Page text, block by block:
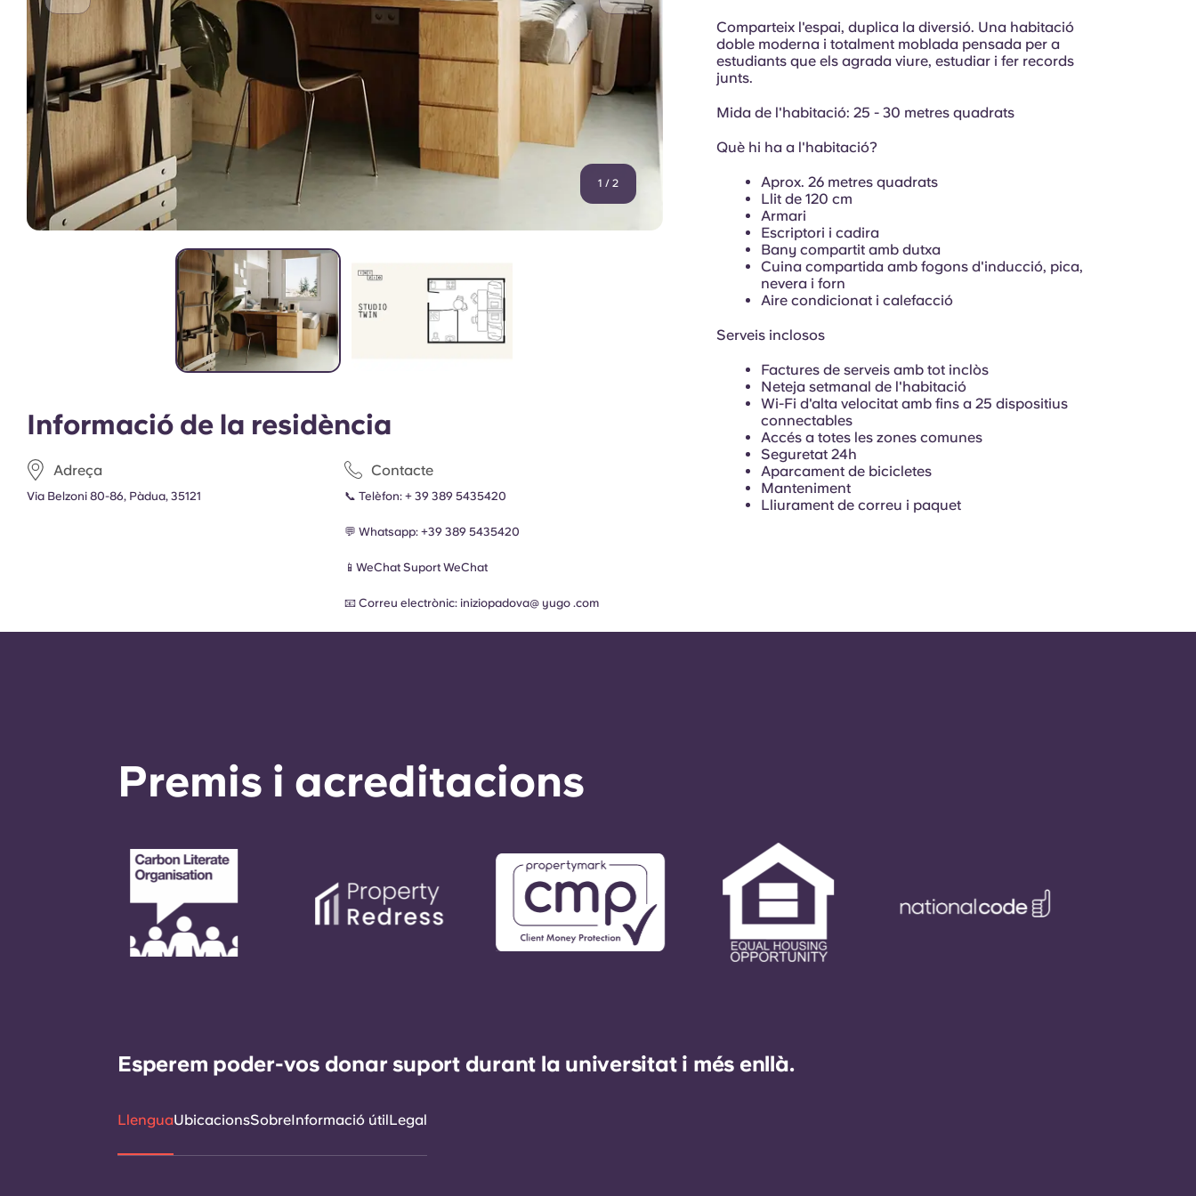
1 / 2
Informació de la residència
Adreça
Via Belzoni 80-86, Pàdua, 35121
Contacte
📞 Telèfon:+39 389 5435420
💬 Whatsapp:+39389 5435420
📱WeChat Suport WeChat
📧 Correu electrònic:iniziopadova@ yugo .com
Comparteix l'espai, duplica la diversió. Una habitació
doble moderna i totalment moblada pensada per a
estudiants que els agrada viure, estudiar i fer records
junts.
Mida de l'habitació: 25 - 30 metres quadrats
Què hi ha a l'habitació?
Aprox. 26 metres quadrats
Llit de 120 cm
Armari
Escriptori i cadira
Bany compartit amb dutxa
Cuina compartida amb fogons d'inducció, pica,
nevera i forn
Aire condicionat i calefacció
Serveis inclosos
Factures de serveis amb tot inclòs
Neteja setmanal de l'habitació
Wi-Fi d'alta velocitat amb fins a 25 dispositius
connectables
Accés a totes les zones comunes
Seguretat 24h
Aparcament de bicicletes
Manteniment
Lliurament de correu i paquet
Premis i acreditacions
Esperem poder-vos donar suport durant la universitat i més enllà.
LlenguaUbicacionsSobreInformació útilLegal